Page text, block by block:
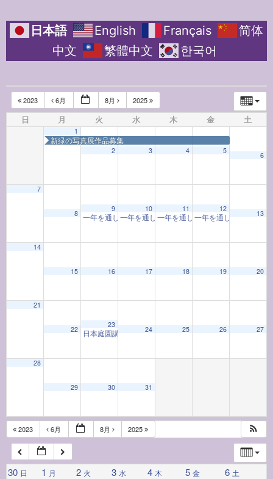
日本語 English Français
简体
中文
繁體中文 한국어
2023 6月 8月 2025
日 月 火 水 木 金 土
1
新緑の写真展作品募集
2 3 4 5
6
7
8
9
一年を通して学ぶ着物教室「着物と和の心」(202402-12
10
一年を通して学ぶ着物教室「着物と和の心」
11
一年を通して学ぶ着物教室「着物
12
一年を通して学ぶお香
13
14
15 16 17 18 19 20
21
22
23
日本庭園講座「友泉亭公園」 1:00 PM
24 25 26 27
28
29 30 31
2023 6月 8月 2025
30 日 1 月 2 火 3 水 4 木 5 金 6 土
1:00 AM
6:00 AM
7:00 AM